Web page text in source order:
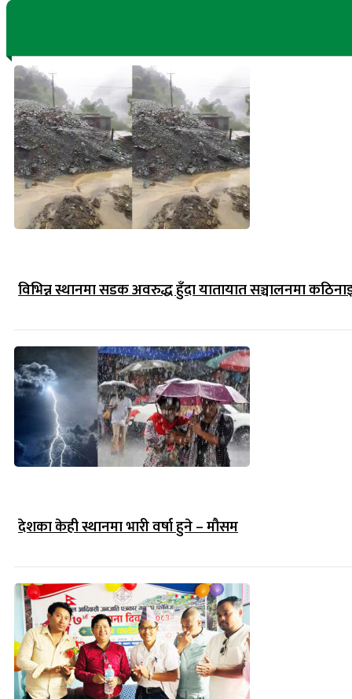
विभिन्न स्थानमा सडक अवरुद्ध हुँदा यातायात सञ्चालनमा
देशका केही स्थानमा भारी वर्षा हुने – मौसम